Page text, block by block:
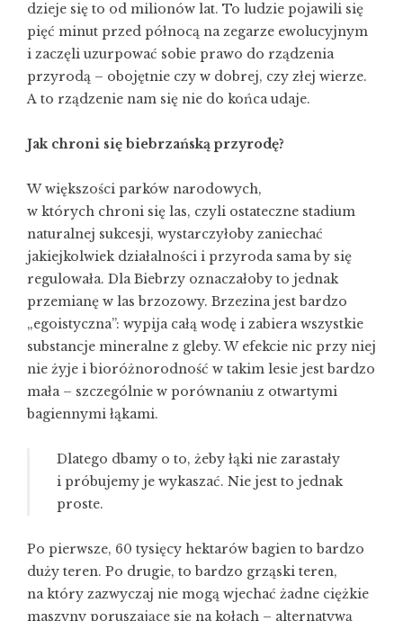
dzieje się to od milionów lat. To ludzie pojawili się
pięć minut przed północą na zegarze ewolucyjnym
i zaczęli uzurpować sobie prawo do rządzenia
przyrodą – obojętnie czy w dobrej, czy złej wierze.
A to rządzenie nam się nie do końca udaje.
Jak chroni się biebrzańską przyrodę?
W większości parków narodowych,
w których chroni się las, czyli ostateczne stadium
naturalnej sukcesji, wystarczyłoby zaniechać
jakiejkolwiek działalności i przyroda sama by się
regulowała. Dla Biebrzy oznaczałoby to jednak
przemianę w las brzozowy. Brzezina jest bardzo
„egoistyczna”: wypija całą wodę i zabiera wszystkie
substancje mineralne z gleby. W efekcie nic przy niej
nie żyje i bioróżnorodność w takim lesie jest bardzo
mała – szczególnie w porównaniu z otwartymi
bagiennymi łąkami.
Dlatego dbamy o to, żeby łąki nie zarastały
i próbujemy je wykaszać. Nie jest to jednak
proste.
Po pierwsze, 60 tysięcy hektarów bagien to bardzo
duży teren. Po drugie, to bardzo grząski teren,
na który zazwyczaj nie mogą wjechać żadne ciężkie
maszyny poruszające się na kołach – alternatywą